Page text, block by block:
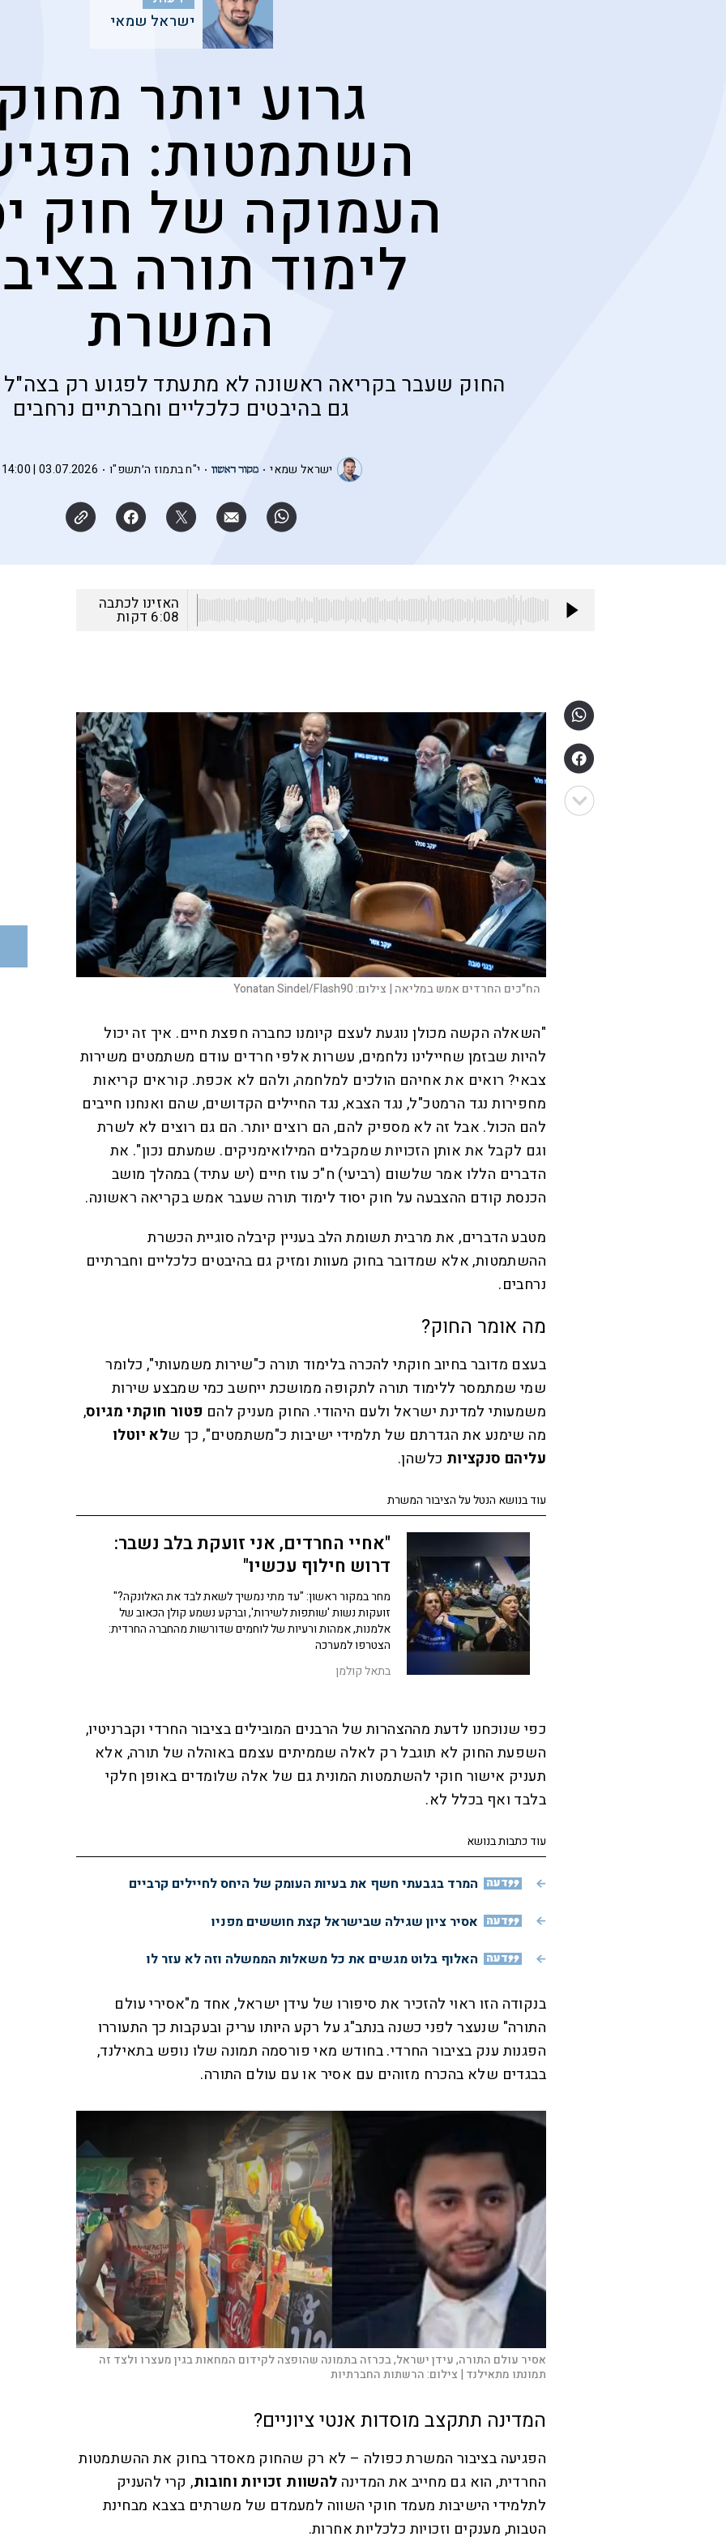
ישראל שמאי
גרוע יותר מחוק
השתמטות:
העמוקה של חוק
לימוד תורה
המשרת
החוק שעבר בקריאה ראשונה לא מתעתד לפגוע רק
גם בהיבטים כלכליים וחברתיים נרחבים
ישראל שמאי י"ח בתמוז ה׳תשפ"ו 03.07.2026 | 14:00
האזינו לכתבה
6:08 דקות
הח"כים החרדים אמש במליאה | צילום:Yonatan Sindel/Flash90
"השאלה הקשה מכולן נוגעת לעצם קיומנו כחברה חפצת חיים. איך זה יכול
להיות שבזמן שחיילינו נלחמים, עשרות אלפי חרדים עודם משתמטים משירות
צבאי? רואים את אחיהם הולכים למלחמה, ולהם לא אכפת. קוראים קריאות
מחפירות נגד הרמטכ"ל, נגד הצבא, נגד החיילים הקדושים, שהם ואנחנו חייבים
להם הכול. אבל זה לא מספיק להם, הם רוצים יותר. הם גם רוצים לא לשרת
וגם לקבל את אותן הזכויות שמקבלים המילואימניקים. שמעתם נכון". את
הדברים הללו אמר שלשום (רביעי) ח"כ עוז חיים (יש עתיד) במהלך מושב
הכנסת קודם ההצבעה על חוק יסוד לימוד תורה שעבר אמש בקריאה ראשונה.
מטבע הדברים, את מרבית תשומת הלב בעניין קיבלה סוגיית הכשרת
ההשתמטות, אלא שמדובר בחוק מעוות ומזיק גם בהיבטים כלכליים וחברתיים
נרחבים.
מה אומר החוק?
בעצם מדובר בחיוב חוקתי להכרה בלימוד תורה כ"שירות משמעותי", כלומר
שמי שמתמסר ללימוד תורה לתקופה ממושכת ייחשב כמי שמבצע שירות
משמעותי למדינת ישראל ולעם היהודי. החוק מעניק להם פטור חוקתי מגיוס,
מה שימנע את הגדרתם של תלמידי ישיבות כ"משתמטים", כך שלא יוטלו
עליהם סנקציות כלשהן.
עוד בנושא הנטל על הציבור המשרת
"אחיי החרדים, אני זועקת בלב נשבר:
דרוש חילוף עכשיו"
מחר במקור ראשון: "עד מתי נמשיך לשאת לבד את האלונקה?"
זועקות נשות 'שותפות לשירות', וברקע נשמע קולן הכאוב של
אלמנות, אמהות ורעיות של לוחמים שדורשות מהחברה החרדית:
הצטרפו למערכה
בתאל קולמן
כפי שנוכחנו לדעת מההצהרות של הרבנים המובילים בציבור החרדי וקברניטיו,
השפעת החוק לא תוגבל רק לאלה שממיתים עצמם באוהלה של תורה, אלא
תעניק אישור חוקי להשתמטות המונית גם של אלה שלומדים באופן חלקי
בלבד ואף בכלל לא.
עוד כתבות בנושא
דעה המרד בגבעתי חשף את בעיות העומק של היחס לחיילים קרביים
דעה אסיר ציון שגילה שבישראל קצת חוששים מפניו
דעה האלוף בלוט מגשים את כל משאלות הממשלה וזה לא עזר לו
בנקודה הזו ראוי להזכיר את סיפורו של עידן ישראל, אחד מ"אסירי עולם
התורה" שנעצר לפני כשנה בנתב"ג על רקע היותו עריק ובעקבות כך התעוררו
הפגנות ענק בציבור החרדי. בחודש מאי פורסמה תמונה שלו נופש בתאילנד,
בבגדים שלא בהכרח מזוהים עם אסיר או עם עולם התורה.
אסיר עולם התורה, עידן ישראל, בכרזה בתמונה שהופצה לקידום המחאות בגין מעצרו ולצד זה
תמונתו מתאילנד | צילום:הרשתות החברתיות
המדינה תתקצב מוסדות אנטי ציוניים?
הפגיעה בציבור המשרת כפולה – לא רק שהחוק מאסדר בחוק את ההשתמטות
החרדית, הוא גם מחייב את המדינה להשוות זכויות וחובות, קרי להעניק
לתלמידי הישיבות מעמד חוקי השווה למעמדם של משרתים בצבא מבחינת
הטבות, מענקים וזכויות כלכליות אחרות.